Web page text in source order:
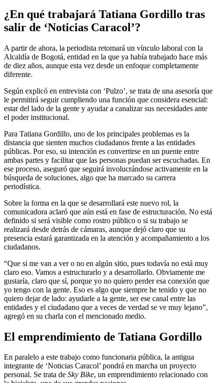
¿En qué trabajará Tatiana Gordillo tras
salir de ‘Noticias Caracol’?
A partir de ahora, la periodista retomará un vínculo laboral con la
Alcaldía de Bogotá, entidad en la que ya había trabajado hace más
de diez años, aunque esta vez desde un enfoque completamente
diferente.
Según explicó en entrevista con ‘Pulzo’, se trata de una asesoría que
le permitirá seguir cumpliendo una función que considera esencial:
estar del lado de la gente y ayudar a canalizar sus necesidades ante
el poder institucional.
Para Tatiana Gordillo, uno de los principales problemas es la
distancia que sienten muchos ciudadanos frente a las entidades
públicas. Por eso, su intención es convertirse en un puente entre
ambas partes y facilitar que las personas puedan ser escuchadas. En
ese proceso, aseguró que seguirá involucrándose activamente en la
búsqueda de soluciones, algo que ha marcado su carrera
periodística.
Sobre la forma en la que se desarrollará este nuevo rol, la
comunicadora aclaró que aún está en fase de estructuración. No está
definido si será visible como rostro público o si su trabajo se
realizará desde detrás de cámaras, aunque dejó claro que su
presencia estará garantizada en la atención y acompañamiento a los
ciudadanos.
“Que si me van a ver o no en algún sitio, pues todavía no está muy
claro eso. Vamos a estructurarlo y a desarrollarlo. Obviamente me
gustaría, claro que sí, porque yo no quiero perder esa conexión que
yo tengo con la gente. Eso es algo que siempre he tenido y que no
quiero dejar de lado: ayudarle a la gente, ser ese canal entre las
entidades y el ciudadano que a veces de verdad se ve muy lejano”,
agregó en su charla con el mencionado medio.
El emprendimiento de Tatiana Gordillo
En paralelo a este trabajo como funcionaria pública, la antigua
integrante de ‘Noticias Caracol’ pondrá en marcha un proyecto
personal. Se trata de Sky Bike, un emprendimiento relacionado con